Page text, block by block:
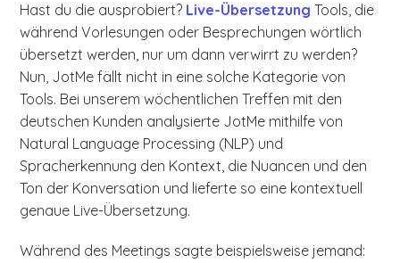
Hast du die ausprobiert? Live-Übersetzung Tools, die
während Vorlesungen oder Besprechungen wörtlich
übersetzt werden, nur um dann verwirrt zu werden?
Nun, JotMe fällt nicht in eine solche Kategorie von
Tools. Bei unserem wöchentlichen Treffen mit den
deutschen Kunden analysierte JotMe mithilfe von
Natural Language Processing (NLP) und
Spracherkennung den Kontext, die Nuancen und den
Ton der Konversation und lieferte so eine kontextuell
genaue Live-Übersetzung.
Während des Meetings sagte beispielsweise jemand: